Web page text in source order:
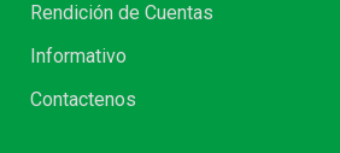
Rendición de Cuentas
Informativo
Contactenos